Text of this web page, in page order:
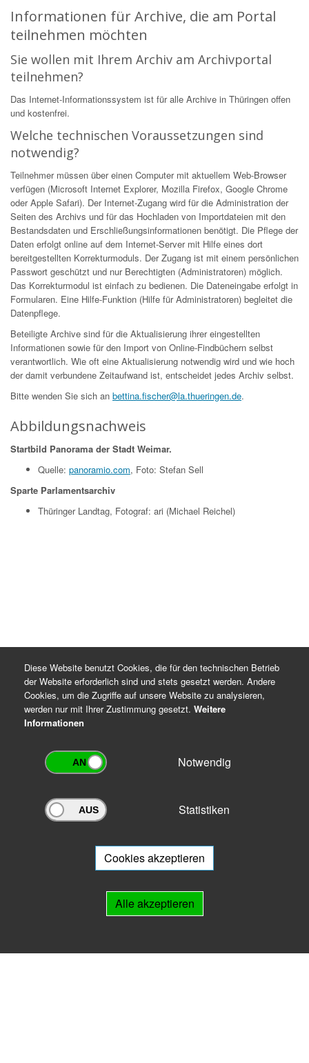
Informationen für Archive, die am Portal
teilnehmen möchten
Sie wollen mit Ihrem Archiv am Archivportal
teilnehmen?
Das Internet-Informationssystem ist für alle Archive in Thüringen offen
und kostenfrei.
Welche technischen Voraussetzungen sind
notwendig?
Teilnehmer müssen über einen Computer mit aktuellem Web-Browser
verfügen (Microsoft Internet Explorer, Mozilla Firefox, Google Chrome
oder Apple Safari). Der Internet-Zugang wird für die Administration der
Seiten des Archivs und für das Hochladen von Importdateien mit den
Bestandsdaten und Erschließungsinformationen benötigt. Die Pflege der
Daten erfolgt online auf dem Internet-Server mit Hilfe eines dort
bereitgestellten Korrekturmoduls. Der Zugang ist mit einem persönlichen
Passwort geschützt und nur Berechtigten (Administratoren) möglich.
Das Korrekturmodul ist einfach zu bedienen. Die Dateneingabe erfolgt in
Formularen. Eine Hilfe-Funktion (Hilfe für Administratoren) begleitet die
Datenpflege.
Beteiligte Archive sind für die Aktualisierung ihrer eingestellten
Informationen sowie für den Import von Online-Findbüchern selbst
verantwortlich. Wie oft eine Aktualisierung notwendig wird und wie hoch
der damit verbundene Zeitaufwand ist, entscheidet jedes Archiv selbst.
Bitte wenden Sie sich an bettina.fischer@la.thueringen.de.
Abbildungsnachweis
Startbild Panorama der Stadt Weimar.
Quelle: panoramio.com, Foto: Stefan Sell
Sparte Parlamentsarchiv
Thüringer Landtag, Fotograf: ari (Michael Reichel)
Archivportal Thüringen
Ihnen beratend zur Seite.
Diese Website benutzt Cookies, die für den technischen Betrieb
der Website erforderlich sind und stets gesetzt werden. Andere
Cookies, um die Zugriffe auf unsere Website zu analysieren,
werden nur mit Ihrer Zustimmung gesetzt. Weitere
Informationen
Notwendig
Statistiken
Cookies akzeptieren
Alle akzeptieren